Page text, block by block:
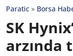
Paratic » Borsa
SK
arzında